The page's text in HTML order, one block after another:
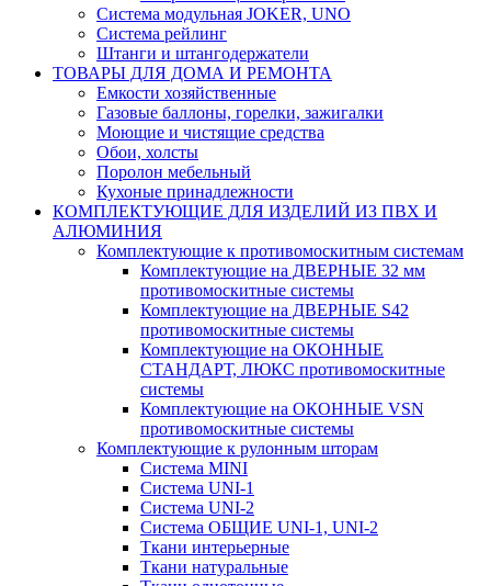
Система модульная JOKER, UNO
Система рейлинг
Штанги и штангодержатели
ТОВАРЫ ДЛЯ ДОМА И РЕМОНТА
Емкости хозяйственные
Газовые баллоны, горелки, зажигалки
Моющие и чистящие средства
Обои, холсты
Поролон мебельный
Кухоные принадлежности
КОМПЛЕКТУЮЩИЕ ДЛЯ ИЗДЕЛИЙ ИЗ ПВХ И
АЛЮМИНИЯ
Комплектующие к противомоскитным системам
Комплектующие на ДВЕРНЫЕ 32 мм
противомоскитные системы
Комплектующие на ДВЕРНЫЕ S42
противомоскитные системы
Комплектующие на ОКОННЫЕ
СТАНДАРТ, ЛЮКС противомоскитные
системы
Комплектующие на ОКОННЫЕ VSN
противомоскитные системы
Комплектующие к рулонным шторам
Система MINI
Система UNI-1
Система UNI-2
Система ОБЩИЕ UNI-1, UNI-2
Ткани интерьерные
Ткани натуральные